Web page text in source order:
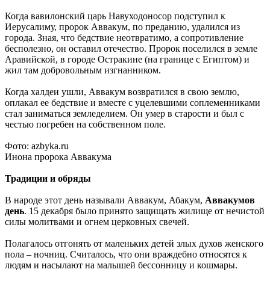
Когда вавилонский царь Навуходоносор подступил к
Иерусалиму, пророк Аввакум, по преданию, удалился из
города. Зная, что бедствие неотвратимо, а сопротивление
бесполезно, он оставил отечество. Пророк поселился в земле
Аравийской, в городе Остракине (на границе с Египтом) и
жил там добровольным изгнанником.
Когда халдеи ушли, Аввакум возвратился в свою землю,
оплакал ее бедствие и вместе с уцелевшими соплеменниками
стал заниматься земледелием. Он умер в старости и был с
честью погребен на собственном поле.
Фото: azbyka.ru
Инона пророка Аввакума
Традиции и обряды
В народе этот день называли Аввакум, Абакум, Аввакумов
день. 15 декабря было принято защищать жилище от нечистой
силы молитвами и огнем церковных свечей.
Полагалось отгонять от маленьких детей злых духов женского
пола – ночниц. Считалось, что они враждебно относятся к
людям и насылают на малышей бессонницу и кошмары.